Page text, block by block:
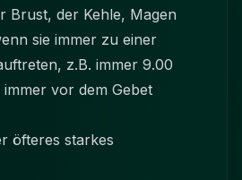
Brust, der Kehle, Magen
sie immer zu einer
z.B. immer 9.00
vor dem Gebet
öfteres starkes